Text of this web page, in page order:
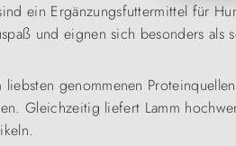
ein Ergänzungsfuttermittel für
und eignen sich besonders
liebsten genommenen
Gleichzeitig liefert Lamm